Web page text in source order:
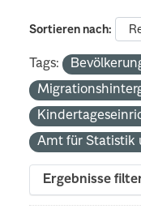
Sortieren nach
Tags:
Amt für Statistik
Ergebnisse